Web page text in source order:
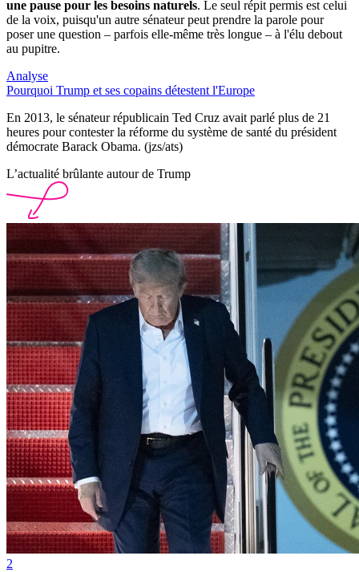
une pause pour les besoins naturels. Le seul répit permis est celui
de la voix, puisqu'un autre sénateur peut prendre la parole pour
poser une question – parfois elle-même très longue – à l'élu debout
au pupitre.
Analyse
Pourquoi Trump et ses copains détestent l'Europe
En 2013, le sénateur républicain Ted Cruz avait parlé plus de 21
heures pour contester la réforme du système de santé du président
démocrate Barack Obama. (jzs/ats)
L’actualité brûlante autour de Trump
2